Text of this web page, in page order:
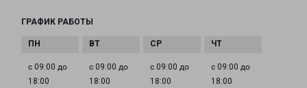
ГРАФИК РАБОТЫ
с 09:00 до
18:00
с 09:00 до
18:00
с 09:00 до
18:00
с 09:00 до
18:00